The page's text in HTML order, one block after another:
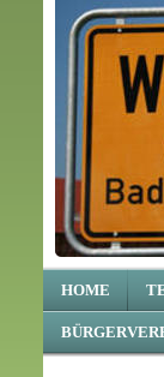
HOME